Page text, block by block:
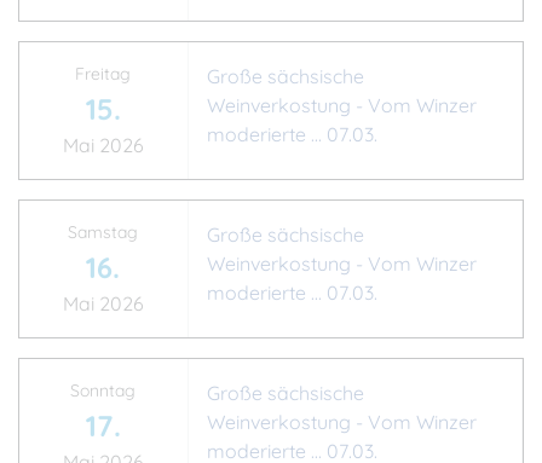
Freitag
15.
Mai 2026
Große sächsische
Weinverkostung - Vom Winzer
moderierte ... 07.03.
Samstag
16.
Mai 2026
Große sächsische
Weinverkostung - Vom Winzer
moderierte ... 07.03.
Sonntag
17.
Große sächsische
Weinverkostung - Vom Winzer
moderierte ... 07.03.